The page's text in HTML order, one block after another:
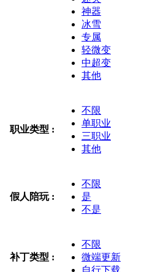
神器
冰雪
专属
轻微变
中超变
其他
职业类型 :
不限
单职业
三职业
其他
假人陪玩 :
不限
是
不是
补丁类型 :
不限
微端更新
自行下载